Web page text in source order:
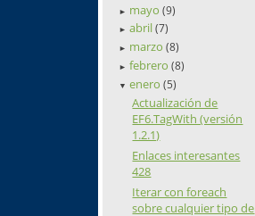
► mayo(9)
► abril(7)
► marzo(8)
► febrero(8)
▼ enero(5)
Actualización de
EF6.TagWith (versión
1.2.1)
Enlaces interesantes
428
Iterar con foreach
sobre cualquier tipo de